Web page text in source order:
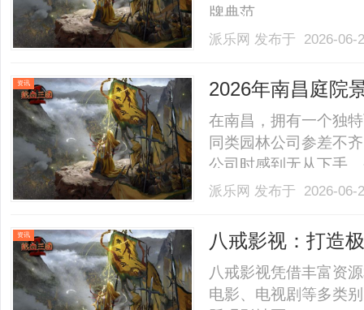
牌典范。......
派乐网 发布于 2026-
资讯
2026年南昌庭院
出新高度！
在南昌，拥有一个独
同类园林公司参差不
公司时感到无从下手
——江西森合园林有限
院景观定制时，往往
和实.........
派乐网 发布于 2026-
资讯 八戒影视：打造
八戒影视凭借丰富资
电影、电视剧等多类